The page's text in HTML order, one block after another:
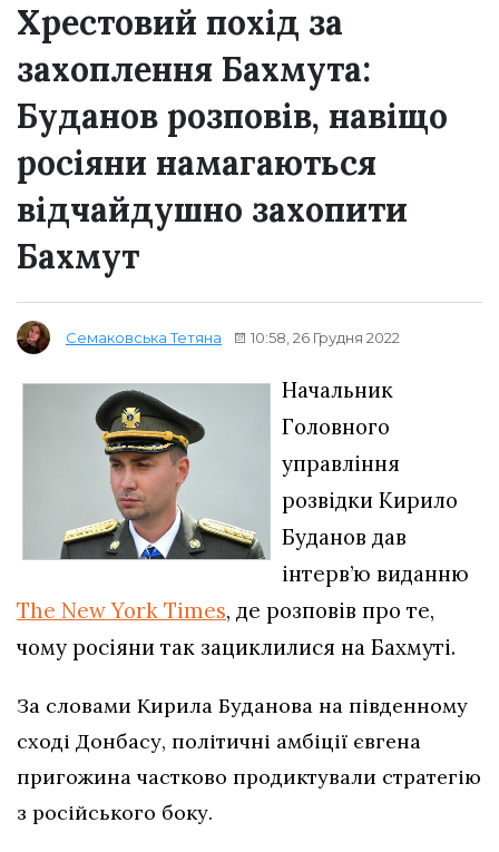
Хрестовий похід за
захоплення Бахмута:
Буданов розповів, навіщо
росіяни намагаються
відчайдушно захопити
Бахмут
Семаковська Тетяна 10:58, 26 Грудня 2022
Начальник
Головного
управління
розвідки Кирило
Буданов дав
інтерв’ю виданню
The New York Times, де розповів про те,
чому росіяни так зациклилися на Бахмуті.
За словами Кирила Буданова на південному
сході Донбасу, політичні амбіції євгена
пригожина частково продиктували стратегію
з російського боку.